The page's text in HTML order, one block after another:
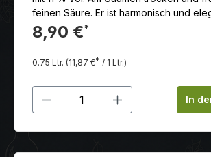
feinen Säure. Er ist harmonisch und
einen langen Abgang.
8,90 €*
0.75 Ltr. (11,87 €* / 1 Ltr.)
Produkt Anzahl: GibIn